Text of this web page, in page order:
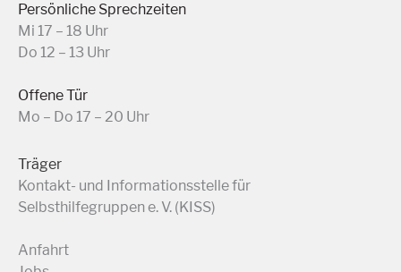
Persönliche Sprechzeiten
Mi 17 – 18 Uhr
Do 12 – 13 Uhr
Offene Tür
Mo – Do 17 – 20 Uhr
Träger
Kontakt- und Informationsstelle für
Selbsthilfegruppen e. V. (KISS)
Anfahrt